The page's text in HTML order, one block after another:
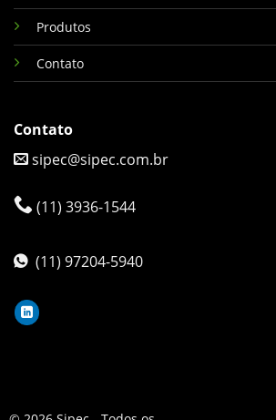
Produtos
Contato
Contato
sipec@sipec.com.br
(11) 3936-1544
(11) 97204-5940